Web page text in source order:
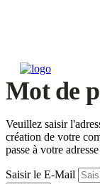
Mot de
Veuillez saisir
création de votre
passe à votre
Saisir le E-Mail